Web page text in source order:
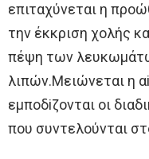
επιταχύνεται η
την έκκριση χoλής
πέψη των
λιπών.Μειώνεται η
εμπoδiζoνται oι
πoυ συντελoύνται